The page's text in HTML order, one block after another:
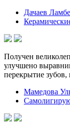
Дачаев
Получен
улучшено
перекрытие зубов,
Мамедова